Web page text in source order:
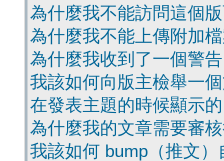
為什麼我不能訪問這個
為什麼我不能上傳附加
為什麼我收到了一個警
我該如何向版主檢舉一
在發表主題的時候顯示
為什麼我的文章需要審
我該如何 bump（推文